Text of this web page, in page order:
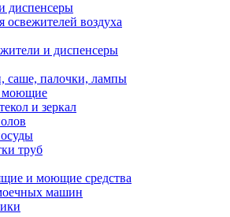
диспенсеры
воздуха
и диспенсеры
саше, палочки, лампы
моющие
и зеркал
труб
и моющие средства
машин